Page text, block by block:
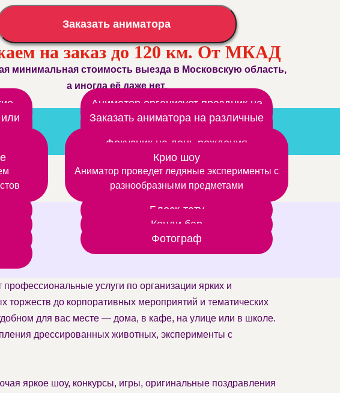
Заказать аниматора
на заказ до 120 км. От МКАД
минимальная стоимость выезда в Московскую область,
а иногда её даже нет.
Аниматор организует праздник на
природе
Заказать аниматора на различные
из
Фокусник на день рождения
Шоу фокусов любят даже взрослые, а дети –
тем более
Крио шоу
Аниматор проведет ледяные эксперименты с
разнообразными предметами
Блеск-тату
Кенди бар
Фотограф
услуги по организации ярких и
до корпоративных мероприятий и тематических
для вас месте — дома, в кафе, на улице или в школе.
дрессированных животных, эксперименты с
яркое шоу, конкурсы, игры, оригинальные поздравления